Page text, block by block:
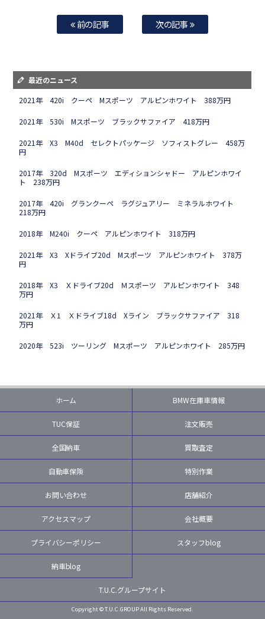
前の記事 次の記事
最近のニュース
2021年 420i クーペ Mスポーツ アルピンホワイト 388万円
2021年 530i Mスポーツ ブラックサファイア 418万円
2021年 X3 M40d セレクトパッケージ ソフィストグレー 458万
円
2017年 320d Mスポーツ エディションシャドー アルピンホワイ
ト 238万円
2017年 420i グランクーペ ラグジュアリー ミネラルホワイト
218万円
2018年 M240i クーペ アルピンホワイト 318万円
2021年 X3 Xドライブ20d Mスポーツ アルピンホワイト 378万
円
2018年 X3 Ｘドライブ20d Ｍスポーツ アルピンホワイト 348
万円
2021年 Ｘ1 Ｘドライブ18d Xライン ブラックサファイア 318
万円
2020年 523i ツーリング Mスポーツ アルピンホワイト 285万円
ホーム BMW在庫車情報
TUC保証 注文販売
全国納車 買取査定
自動車保険 特別作業
お問い合わせ 店舗紹介
アクセスマップ 会社概要
プライバシーポリシー スタッフblog
納車blog
T.U.C.グループサイト
Copyright © T.U.C.GROUP All Rights Reserved.